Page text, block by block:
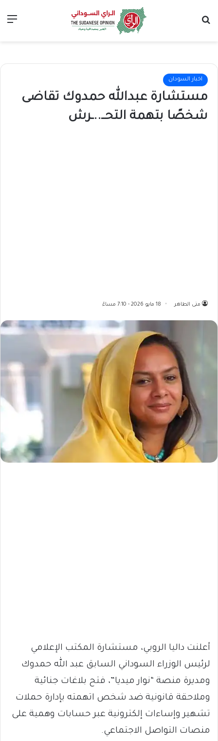
اخبار السودان
مستشارة عبدالله حمدوك تقاضى
شخصًا بتهمة التحــ..ـرش
منى الطاهر 18 مايو 2026 - 7:10 مساءً
أعلنت داليا الروبي، مستشارة المكتب الإعلامي
لرئيس الوزراء السوداني السابق عبد الله حمدوك
ومديرة منصة “نوار ميديا”، فتح بلاغات جنائية
وملاحقة قانونية ضد شخص اتهمته بإدارة حملات
تشهير وإساءات إلكترونية عبر حسابات وهمية على
منصات التواصل الاجتماعي.